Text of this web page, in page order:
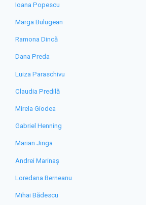
Ioana Popescu
Marga Bulugean
Ramona Dincă
Dana Preda
Luiza Paraschivu
Claudia Predilă
Mirela Giodea
Gabriel Henning
Marian Jinga
Andrei Marinaș
Loredana Berneanu
Mihai Bădescu